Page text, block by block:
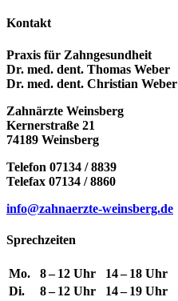
Kontakt
Praxis für Zahngesundheit
Dr. med. dent. Thomas Weber
Dr. med. dent. Christian Weber
Zahnärzte Weinsberg
Kernerstraße 21
74189 Weinsberg
Telefon 07134 / 8839
Telefax 07134 / 8860
info@zahnaerzte-weinsberg.de
Sprechzeiten
Mo. 8 – 12 Uhr
14 – 18 Uhr
Di.
8 – 12 Uhr
14 – 19 Uhr